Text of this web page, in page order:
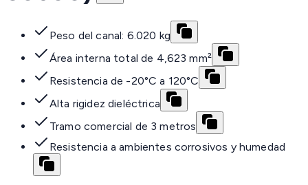
Peso del canal: 6.020 kg
Área interna total de 4,623 mm²
Resistencia de -20°C a 120°C
Alta rigidez dieléctrica
Tramo comercial de 3 metros
Resistencia a ambientes corrosivos y humedad